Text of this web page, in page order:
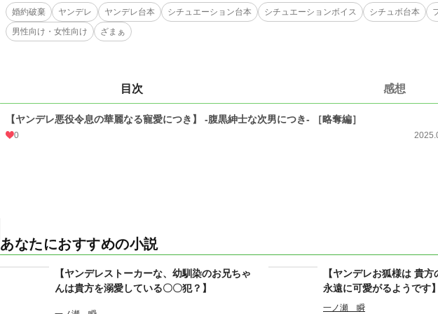
婚約破棄 ヤンデレ ヤンデレ台本 シチュエーション台本 シチュエーションボイス シチュボ台本
男性向け・女性向け
ざまぁ
目次 感想
【ヤンデレ悪役令息の華麗なる寵愛につき】 -腹黒紳士な次男につき- ［略奪編］
0
あなたにおすすめの小説
【ヤンデレストーカーな、幼馴染のお兄ちゃ
んは貴方を溺愛している〇〇犯？】
【ヤンデレお狐様は 貴
永遠に可愛がるようです】
一ノ瀬 瞬